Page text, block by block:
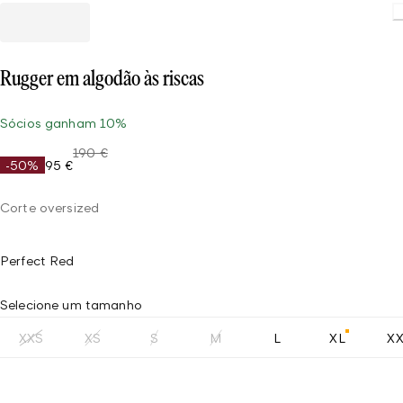
Rugger em algodão às riscas
Sócios ganham 10%
-50% 95 €
190 €
Corte oversized
Perfect Red
Selecione um tamanho
XXS XS S M L XL